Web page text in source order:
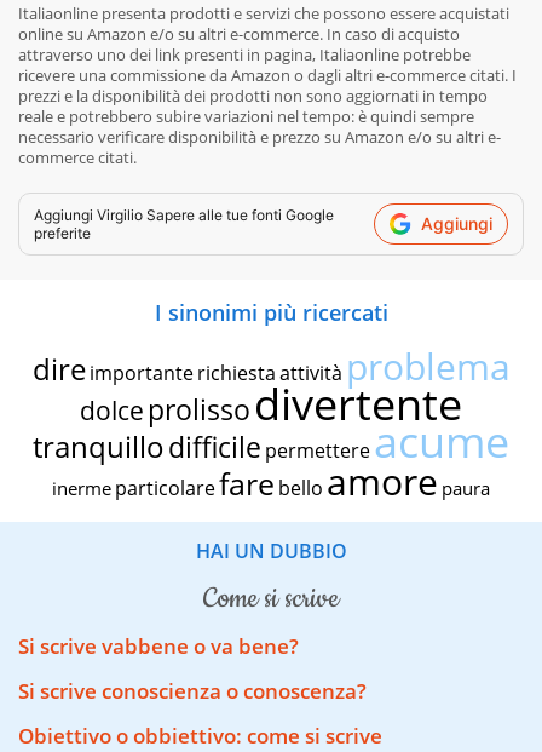
Italiaonline presenta prodotti e servizi che possono essere acquistati
online su Amazon e/o su altri e-commerce. In caso di acquisto
attraverso uno dei link presenti in pagina, Italiaonline potrebbe
ricevere una commissione da Amazon o dagli altri e-commerce citati. I
prezzi e la disponibilità dei prodotti non sono aggiornati in tempo
reale e potrebbero subire variazioni nel tempo: è quindi sempre
necessario verificare disponibilità e prezzo su Amazon e/o su altri e-
commerce citati.
Aggiungi Virgilio Sapere alle tue fonti Google
preferite
Aggiungi
I sinonimi più ricercati
dire importante richiestaattività problema
dolce prolissodivertente
tranquillodifficile permettereacume
inerme particolarefare bello amore paura
HAI UN DUBBIO
come si scrive
Si scrive vabbene o va bene?
Si scrive conoscienza o conoscenza?
Obiettivo o obbiettivo: come si scrive